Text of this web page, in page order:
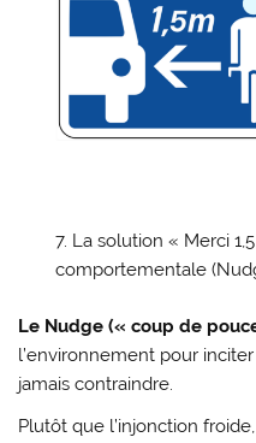
La solution « Merci
comportementale
Le Nudge (« coup de
l’environnement pour
jamais contraindre.
Plutôt que l’injonction froide,